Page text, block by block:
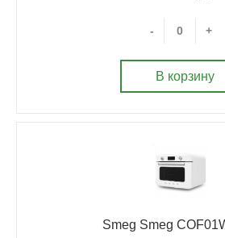
- +
В корзину
Smeg Smeg